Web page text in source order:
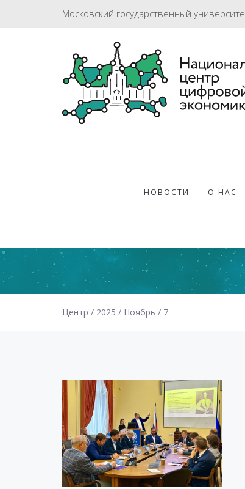
Московский государственный
НОВОСТИ О НАС
Центр / 2025 / Ноябрь / 7